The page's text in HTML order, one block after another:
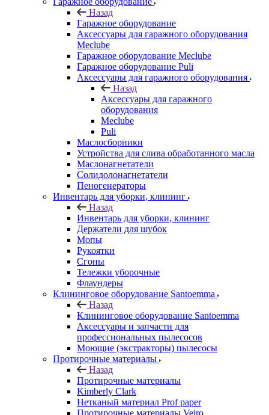
Назад
Гаражное оборудование
Аксессуары для гаражного оборудования
Meclube
Гаражное оборудование Meclube
Гаражное оборудование Puli
Аксессуары для гаражного оборудования
Назад
Аксессуары для гаражного
оборудования
Meclube
Puli
Маслосборники
Устройства для слива обработанного масла
Маслонагнетатели
Солидолонагнетатели
Пеногенераторы
Инвентарь для уборки, клининг
Назад
Инвентарь для уборки, клининг
Держатели для шубок
Мопы
Рукоятки
Сгоны
Тележки уборочные
Флаундеры
Клининговое оборудование Santoemma
Назад
Клининговое оборудование Santoemma
Аксессуары и запчасти для
профессиональных пылесосов
Моющие (экстракторы) пылесосы
Протирочные материалы
Назад
Протирочные материалы
Kimberly Clark
Нетканый материал Prof paper
Протирочные материалы Veiro